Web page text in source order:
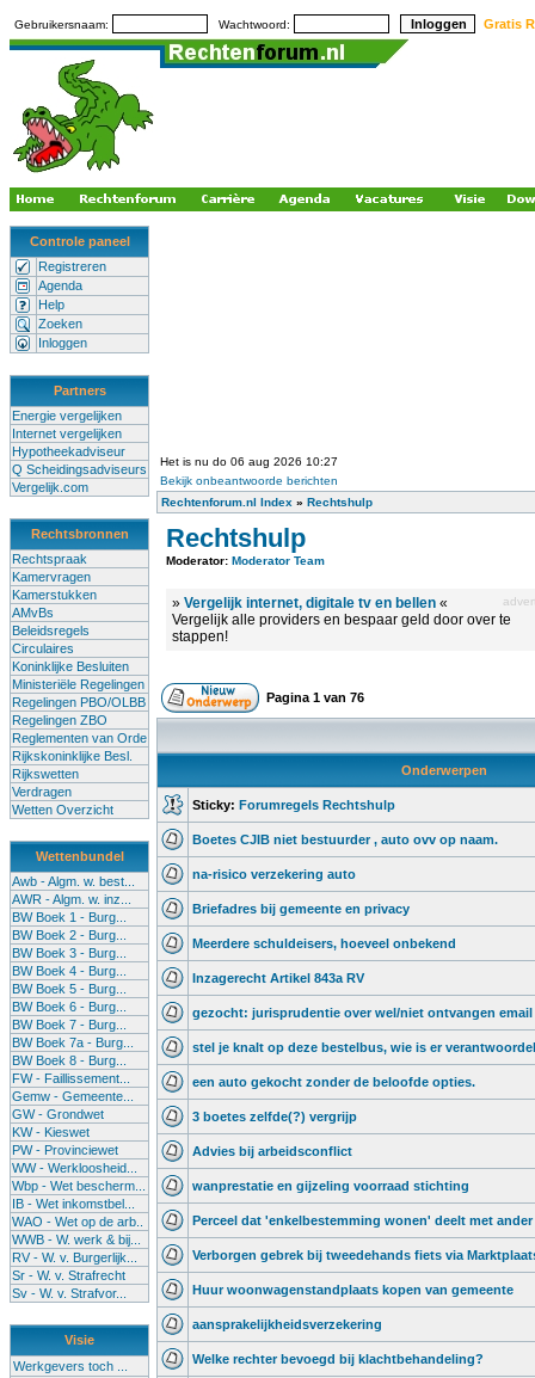
Gebruikersnaam: Wachtwoord: Gratis
Controle paneel
Registreren
Agenda
Help
Zoeken
Inloggen
Partners
Energie vergelijken
Internet vergelijken
Hypotheekadviseur
Q Scheidingsadviseurs
Vergelijk.com
Rechtsbronnen
Rechtspraak
Kamervragen
Kamerstukken
AMvBs
Beleidsregels
Circulaires
Koninklijke Besluiten
Ministeriële Regelingen
Regelingen PBO/OLBB
Regelingen ZBO
Reglementen van Orde
Rijkskoninklijke Besl.
Rijkswetten
Verdragen
Wetten Overzicht
Wettenbundel
Awb - Algm. w. best...
AWR - Algm. w. inz...
BW Boek 1 - Burg...
BW Boek 2 - Burg...
BW Boek 3 - Burg...
BW Boek 4 - Burg...
BW Boek 5 - Burg...
BW Boek 6 - Burg...
BW Boek 7 - Burg...
BW Boek 7a - Burg...
BW Boek 8 - Burg...
FW - Faillissement...
Gemw - Gemeente...
GW - Grondwet
KW - Kieswet
PW - Provinciewet
WW - Werkloosheid...
Wbp - Wet bescherm...
IB - Wet inkomstbel...
WAO - Wet op de arb..
WWB - W. werk & bij...
RV - W. v. Burgerlijk...
Sr - W. v. Strafrecht
Sv - W. v. Strafvor...
Visie
Werkgevers toch ...
Het is nu do 06 aug 2026 10:27
Bekijk onbeantwoorde berichten
Rechtenforum.nl Index » Rechtshulp
Rechtshulp
Moderator: Moderator Team
» Vergelijk internet, digitale tv en bellen «
Vergelijk alle providers en bespaar geld door over te
stappen!
Pagina 1 van 76
Onderwerpen
Sticky: Forumregels Rechtshulp
Boetes CJIB niet bestuurder , auto ovv op naam.
na-risico verzekering auto
Briefadres bij gemeente en privacy
Meerdere schuldeisers, hoeveel onbekend
Inzagerecht Artikel 843a RV
gezocht: jurisprudentie over wel/niet ontvangen email
stel je knalt op deze bestelbus, wie is er
een auto gekocht zonder de beloofde opties.
3 boetes zelfde(?) vergrijp
Advies bij arbeidsconflict
wanprestatie en gijzeling voorraad stichting
Perceel dat 'enkelbestemming wonen' deelt met ander
Verborgen gebrek bij tweedehands fiets via
Huur woonwagenstandplaats kopen van gemeente
aansprakelijkheidsverzekering
Welke rechter bevoegd bij klachtbehandeling?